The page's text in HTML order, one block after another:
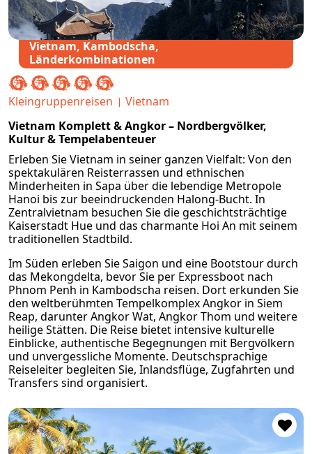
Vietnam, Kambodscha,
Länderkombinationen
Kleingruppenreisen
Vietnam
Vietnam Komplett & Angkor – Nordbergvölker,
Kultur & Tempelabenteuer
Erleben Sie Vietnam in seiner ganzen Vielfalt: Von den
spektakulären Reisterrassen und ethnischen
Minderheiten in Sapa über die lebendige Metropole
Hanoi bis zur beeindruckenden Halong-Bucht. In
Zentralvietnam besuchen Sie die geschichtsträchtige
Kaiserstadt Hue und das charmante Hoi An mit seinem
traditionellen Stadtbild.
Im Süden erleben Sie Saigon und eine Bootstour durch
das Mekongdelta, bevor Sie per Expressboot nach
Phnom Penh in Kambodscha reisen. Dort erkunden Sie
den weltberühmten Tempelkomplex Angkor in Siem
Reap, darunter Angkor Wat, Angkor Thom und weitere
heilige Stätten. Die Reise bietet intensive kulturelle
Einblicke, authentische Begegnungen mit Bergvölkern
und unvergessliche Momente. Deutschsprachige
Reiseleiter begleiten Sie, Inlandsflüge, Zugfahrten und
Transfers sind organisiert.